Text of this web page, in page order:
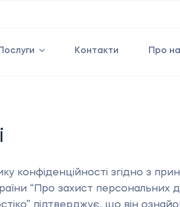
Контакти Про
конфіденційності згідно з
“Про захист
підтверджує, що він